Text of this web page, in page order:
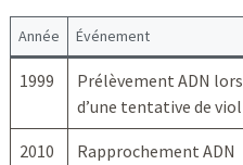
Année Événement
1999
Prélèvement ADN lors
d’une tentative de viol
2010
Rapprochement ADN